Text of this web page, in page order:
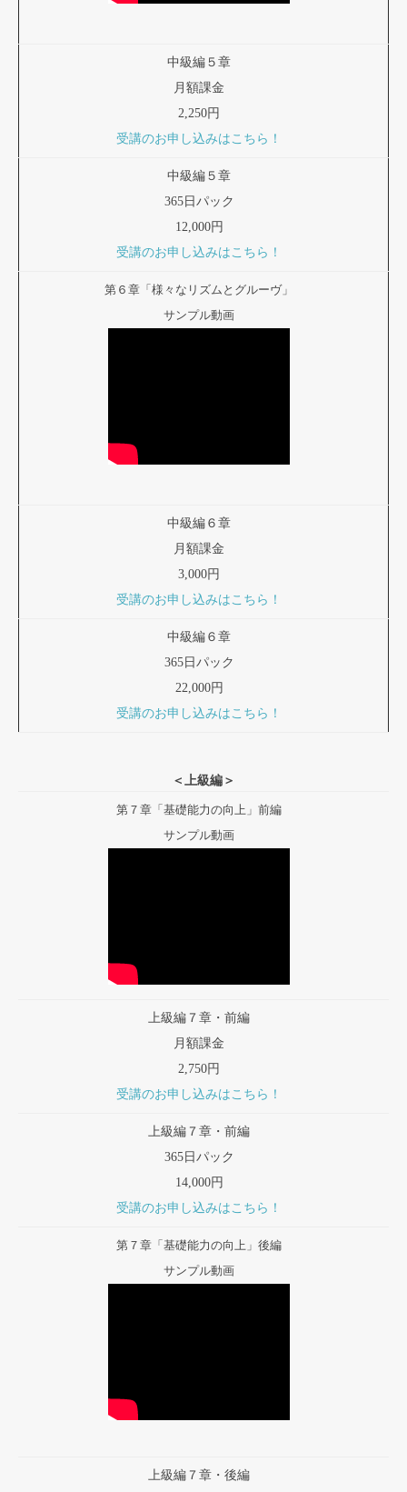
中級編５章
月額課金
2,250円
受講のお申し込みはこちら！
中級編５章
365日パック
12,000円
受講のお申し込みはこちら！
第６章「様々なリズムとグルーヴ」
サンプル動画
中級編６章
月額課金
3,000円
受講のお申し込みはこちら！
中級編６章
365日パック
22,000円
受講のお申し込みはこちら！
＜上級編＞
第７章「基礎能力の向上」前編
サンプル動画
上級編７章・前編
月額課金
2,750円
受講のお申し込みはこちら！
上級編７章・前編
365日パック
14,000円
受講のお申し込みはこちら！
第７章「基礎能力の向上」後編
サンプル動画
上級編７章・後編